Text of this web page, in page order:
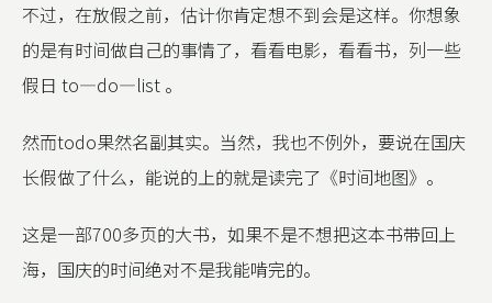
不过，在放假之前，估计你肯定想不到会是这样。你想象
的是有时间做自己的事情了，看看电影，看看书，列一些
假日 to—do—list 。
然而todo果然名副其实。当然，我也不例外，要说在国庆
长假做了什么，能说的上的就是读完了《时间地图》。
这是一部700多页的大书，如果不是不想把这本书带回上
海，国庆的时间绝对不是我能啃完的。